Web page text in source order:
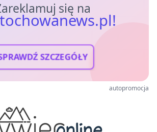
się na
SZCZEGÓŁY
autopromocja